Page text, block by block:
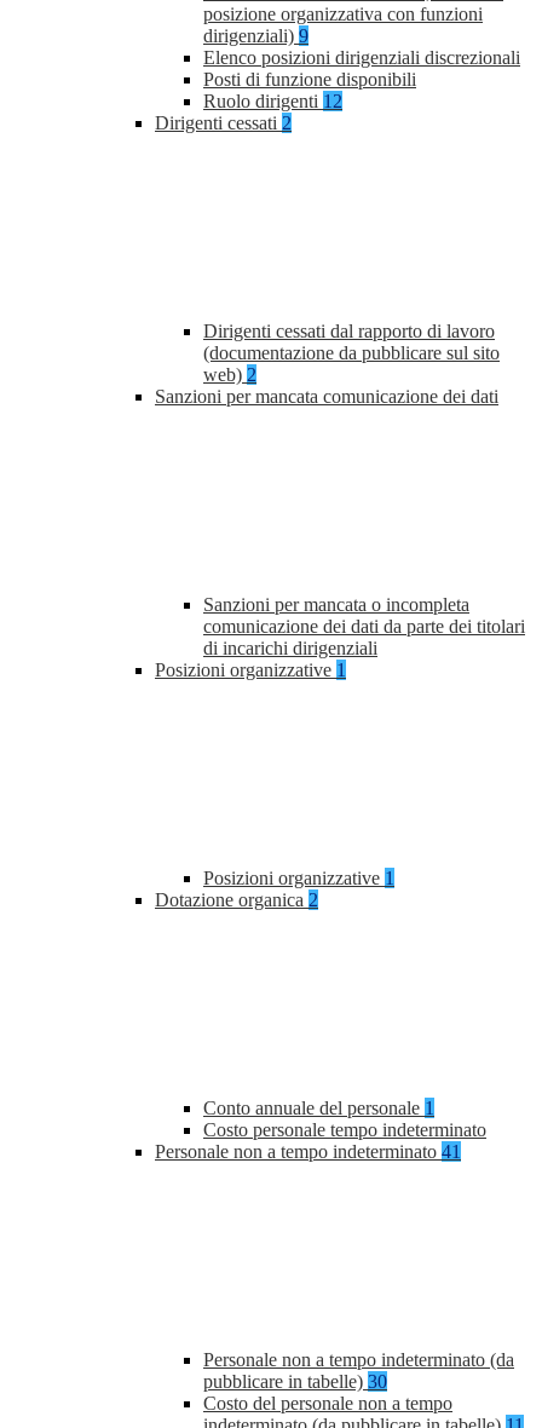
posizione organizzativa con funzioni
dirigenziali) 9
Elenco posizioni dirigenziali discrezionali
Posti di funzione disponibili
Ruolo dirigenti 12
Dirigenti cessati 2
Dirigenti cessati dal rapporto di lavoro
(documentazione da pubblicare sul sito
web) 2
Sanzioni per mancata comunicazione dei dati
Sanzioni per mancata o incompleta
comunicazione dei dati da parte dei titolari
di incarichi dirigenziali
Posizioni organizzative 1
Posizioni organizzative 1
Dotazione organica 2
Conto annuale del personale 1
Costo personale tempo indeterminato
Personale non a tempo indeterminato 41
Personale non a tempo indeterminato (da
pubblicare in tabelle) 30
Costo del personale non a tempo